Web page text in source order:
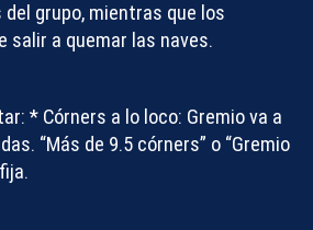
grupo, mientras que los
salir a quemar las naves.
* Córners a lo loco: Gremio va a
“Más de 9.5 córners” o “Gremio